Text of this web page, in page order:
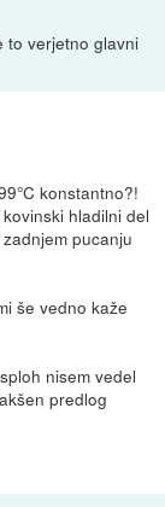
to verjetno glavni
konstantno?!
hladilni del
pucanju
še vedno kaže
nisem vedel
predlog